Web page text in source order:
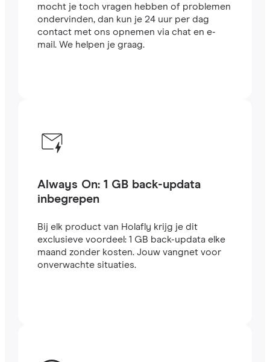
mocht je toch vragen hebben of problemen
ondervinden, dan kun je 24 uur per dag
contact met ons opnemen via chat en e-
mail. We helpen je graag.
Always On: 1 GB back-updata
inbegrepen
Bij elk product van Holafly krijg je dit
exclusieve voordeel: 1 GB back-updata elke
maand zonder kosten. Jouw vangnet voor
onverwachte situaties.